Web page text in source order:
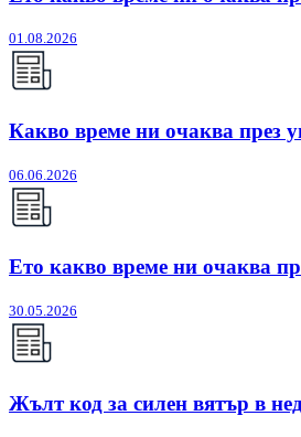
01.08.2026
Какво време ни очаква през
06.06.2026
Ето какво време ни очаква
30.05.2026
Жълт код за силен вятър в